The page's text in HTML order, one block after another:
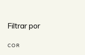
Filtrar por
COR